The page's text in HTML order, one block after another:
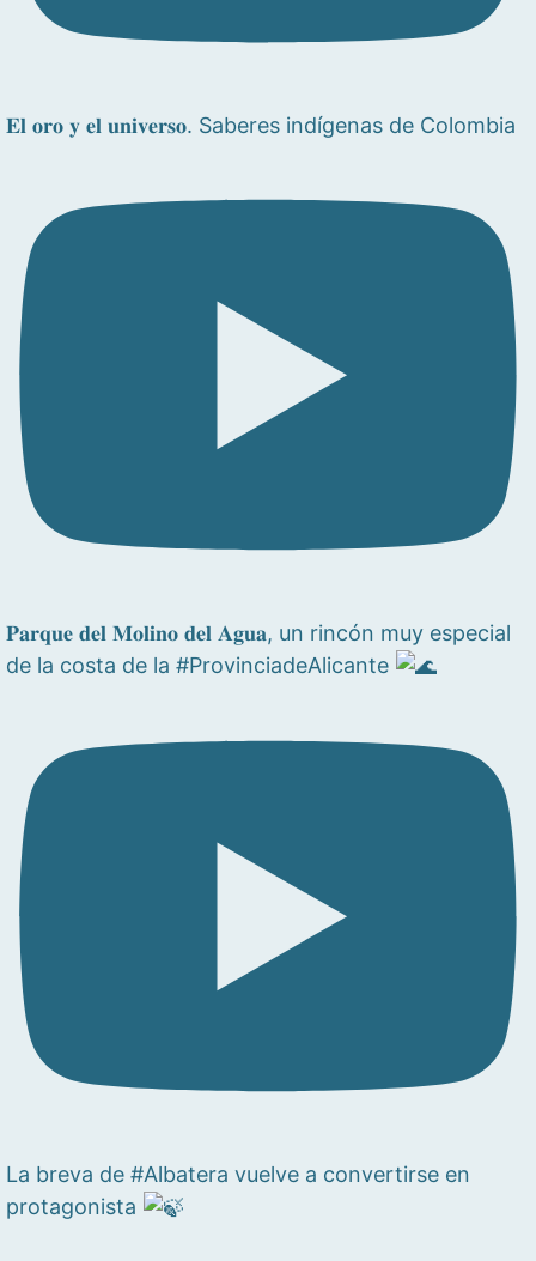
𝐄𝐥 𝐨𝐫𝐨 𝐲 𝐞𝐥 𝐮𝐧𝐢𝐯𝐞𝐫𝐬𝐨. Saberes indígenas de Colombia
𝐏𝐚𝐫𝐪𝐮𝐞 𝐝𝐞𝐥 𝐌𝐨𝐥𝐢𝐧𝐨 𝐝𝐞𝐥 𝐀𝐠𝐮𝐚, un rincón muy especial
de la costa de la #ProvinciadeAlicante
La breva de #Albatera vuelve a convertirse en
protagonista